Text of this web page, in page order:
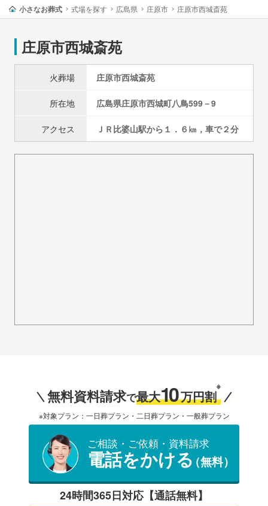
小さなお葬式 式場を探す 広島県 庄原市 庄原市西城斎苑
庄原市西城斎苑
火葬場 庄原市西城斎苑
所在地 広島県庄原市西城町八鳥599－9
アクセス ＪＲ比婆山駅から１．６㎞，車で２分
無料資料請求で最大10万円割
※
※対象プラン：一日葬プラン・二日葬プラン・一般葬プラン
ご相談・ご依頼・資料請求
電話をかける（無料）
24時間365日対応【通話無料】